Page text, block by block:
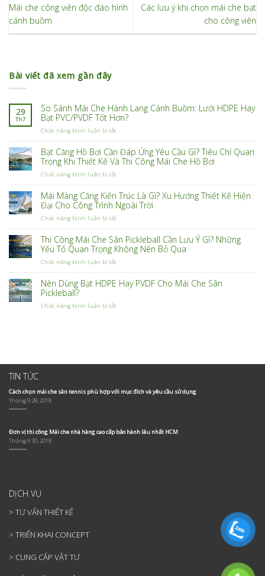
Bài viết đã xem gần đây
29
Th7
So Sánh Mái Che Hành Lang Cánh Buồm: Lưới HDPE Hay
Bạt PVC/PVDF Tốt Hơn?
Chức năng bình luận bị tắtở
Sánh
Mái
Che
Hành
Cánh
Buồm:
Lưới
HDPE
Bạt
PVC/PVDF
Tốt
Hơn?
Bạt Căng Hồ Bơi Cần Đáp Ứng Yêu Cầu Gì? Tiêu Chí Quan
Trọng Khi Thiết Kế Và Thi Công Mái Che Hồ Bơi
Chức năng bình luận bị tắtở
Căng
Hồ
Bơi
Cần
Ứng
Yêu
Cầu
Gì?
Chí
Quan
Khi
Mái Màng Căng Kiến Trúc Là Gì? Xu Hướng Thiết Kế Hiện
Đại Cho Công Trình Ngoài Trời
Chức năng bình luận bị tắtở
Màng
Căng
Kiến
Trúc
Gì?
Xu
Thiết
Thi Công Mái Che Sân Pickleball Cần Lưu Ý Gì? Những
Yếu Tố Quan Trọng Không Nên Bỏ Qua
Chức năng bình luận bị tắtở
Công
Mái
Sân
Trọng
Qua
Nên Dùng Bạt HDPE Hay PVDF Cho Mái Che Sân
Pickleball?
Chức năng bình luận bị tắtở
Sân
Mái che công viên độc đáo hình
cánh buồm
Các lưu ý khi chọn mái che bạt
cho công viên
TIN TỨC
Cách chọn mái che sân tennis phù hợp với mục đích và yêu cầu sử dụng
Tháng 9 28, 2018
Đơn vị thi công Mái che nhà hàng cao cấp bảo hành lâu nhất HCM
Tháng 9 30, 2018
DỊCH VỤ
> TƯ VẤN THIẾT KẾ
> TRIỂN KHAI CONCEPT
> CUNG CẤP VẬT TƯ